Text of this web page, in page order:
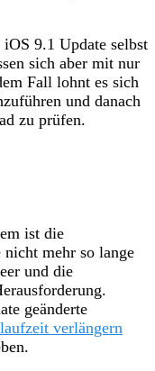
9.1 Update selbst
sich aber mit nur
Fall lohnt es sich
und danach
zu prüfen.
ist die
mehr so lange
und die
geänderte
verlängern